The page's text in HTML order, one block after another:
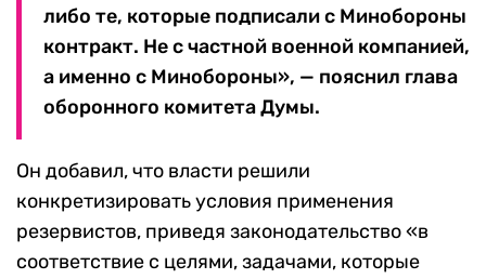
либо те, которые подписали с Минобороны
контракт. Не с частной военной компанией,
а именно с Минобороны», — пояснил глава
оборонного комитета Думы.
Он добавил, что власти решили
конкретизировать условия применения
резервистов, приведя законодательство «в
соответствие с целями, задачами, которые